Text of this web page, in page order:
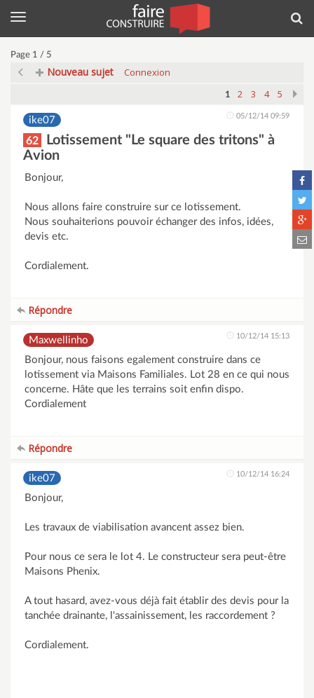
Menu
Page 1 / 5
Nouveau sujet Connexion
1 2 3 4 5
ike07 05/12/14 09:59
62
Lotissement "Le square des tritons" à
Avion
Bonjour,
Nous allons faire construire sur ce lotissement.
Nous souhaiterions pouvoir échanger des infos, idées,
devis etc.
Cordialement.
Répondre
Maxwellinho 10/12/14 15:13
Bonjour, nous faisons egalement construire dans ce
lotissement via Maisons Familiales. Lot 28 en ce qui nous
concerne. Hâte que les terrains soit enfin dispo.
Cordialement
Répondre
ike07 10/12/14 16:24
Bonjour,
Les travaux de viabilisation avancent assez bien.
Pour nous ce sera le lot 4. Le constructeur sera peut-être
Maisons Phenix.
A tout hasard, avez-vous déjà fait établir des devis pour la
tanchée drainante, l'assainissement, les raccordement ?
Cordialement.